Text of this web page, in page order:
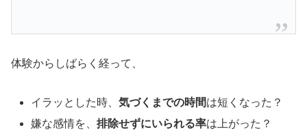
体験からしばらく経って、
イラッとした時、気づくまでの時間は短くなった？
嫌な感情を、排除せずにいられる率は上がった？